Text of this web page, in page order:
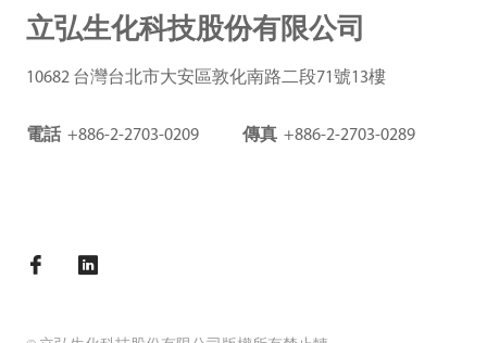
立弘生化科技股份有限公司
10682 台灣台北市大安區敦化南路二段71號13樓
電話 +886-2-2703-0209 傳真 +886-2-2703-0289